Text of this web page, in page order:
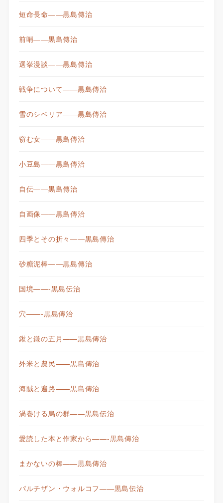
短命長命——黒島傳治
前哨——黒島傳治
選挙漫談——黒島傳治
戦争について——黒島傳治
雪のシベリア——黒島傳治
窃む女——黒島傳治
小豆島——黒島傳治
自伝——黒島傳治
自画像——黒島傳治
四季とその折々——黒島傳治
砂糖泥棒——黒島傳治
国境——-黒島伝治
穴——-黒島傳治
鍬と鎌の五月——黒島傳治
外米と農民——黒島傳治
海賊と遍路——黒島傳治
渦巻ける烏の群——黒島伝治
愛読した本と作家から——-黒島傳治
まかないの棒——黒島傳治
パルチザン・ウォルコフ——黒島伝治